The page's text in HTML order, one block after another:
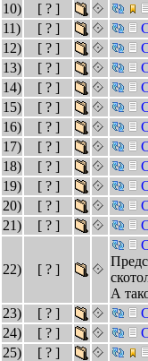
10)
[ ? ]
11)
[ ? ]
12)
[ ? ]
13)
[ ? ]
14)
[ ? ]
15)
[ ? ]
16)
[ ? ]
17)
[ ? ]
18)
[ ? ]
19)
[ ? ]
20)
[ ? ]
21)
[ ? ]
22) [ ? ]
А
23)
[ ? ]
24)
[ ? ]
25)
[ ? ]